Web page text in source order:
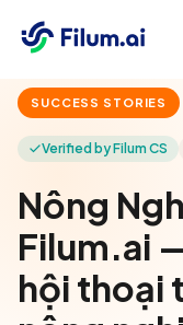
SUCCESS STORIES
Verified by Filum CS
Nông
Filum.ai
hội thoại